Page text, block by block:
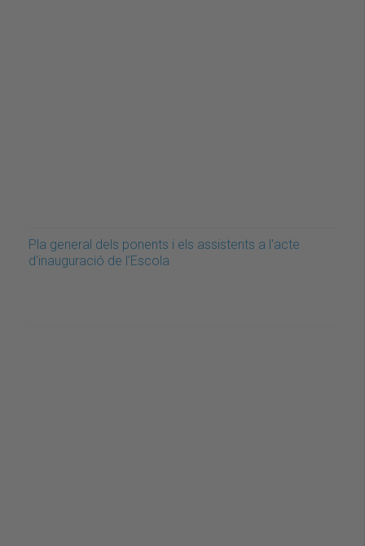
Pla general dels ponents i els assistents a l'acte
d'inauguració de l'Escola